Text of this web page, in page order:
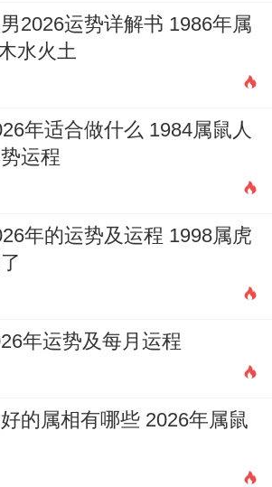
临日;安床可带动家中积极向
方向进行 。
（农历五月初九，星期二）
订盟、冠笄、造车器、祭
、求嗣、出行、解除、伐
、拆卸、修造、动土、上
、破土。
2026运势详解书 1986年属
水火土
年适合做什么 1984属鼠人
运程
年的运势及运程 1998属虎
年运势及每月运程
的属相有哪些 2026年属鼠